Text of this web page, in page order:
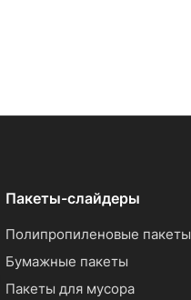
Пакеты-слайдеры
Полипропиленовые пакеты
Бумажные пакеты
Пакеты для мусора